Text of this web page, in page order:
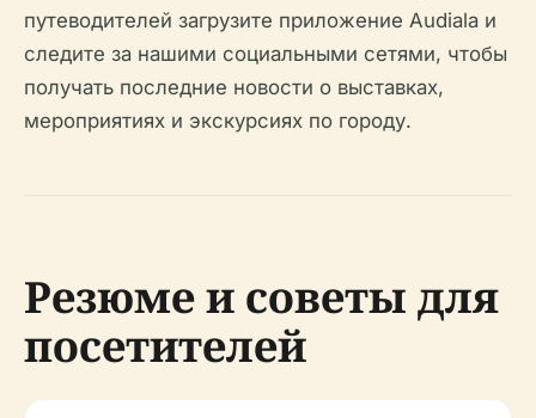
путеводителей загрузите приложение Audiala и
следите за нашими социальными сетями, чтобы
получать последние новости о выставках,
мероприятиях и экскурсиях по городу.
Резюме и советы для
посетителей